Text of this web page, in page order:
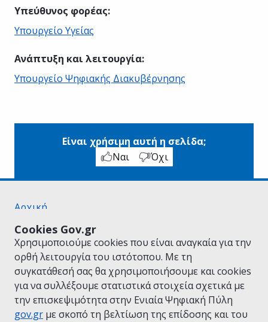
Cookies Gov.gr
Χρησιμοποιούμε cookies που είναι αναγκαία για την
ορθή λειτουργία του ιστότοπου. Με τη
συγκατάθεσή σας θα χρησιμοποιήσουμε και cookies
για να συλλέξουμε στατιστικά στοιχεία σχετικά με
την επισκεψιμότητα στην Ενιαία Ψηφιακή Πύλη
gov.gr με σκοπό τη βελτίωση της επίδοσης και του
Υπεύθυνος φορέας:
Υπουργείο Υγείας
Ανάπτυξη και λειτουργία:
Υπουργείο Ψηφιακής Διακυβέρνησης
Είναι χρήσιμη αυτή η σελίδα;
Ναι
Όχι
Αρχική
Όροι Χρήσης
Πολιτική Απορρήτου
Δήλωση προσβασιμότητας
Πολιτική cookies
Προτάσεις για το gov.gr
Υλοποίηση από το Υπουργείο Ψηφιακής